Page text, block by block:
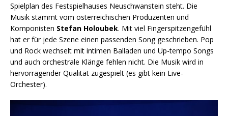
Spielplan des Festspielhauses Neuschwanstein steht. Die
Musik stammt vom österreichischen Produzenten und
Komponisten Stefan Holoubek. Mit viel Fingerspitzengefühl
hat er für jede Szene einen passenden Song geschrieben. Pop
und Rock wechselt mit intimen Balladen und Up-tempo Songs
und auch orchestrale Klänge fehlen nicht. Die Musik wird in
hervorragender Qualität zugespielt (es gibt kein Live-
Orchester).